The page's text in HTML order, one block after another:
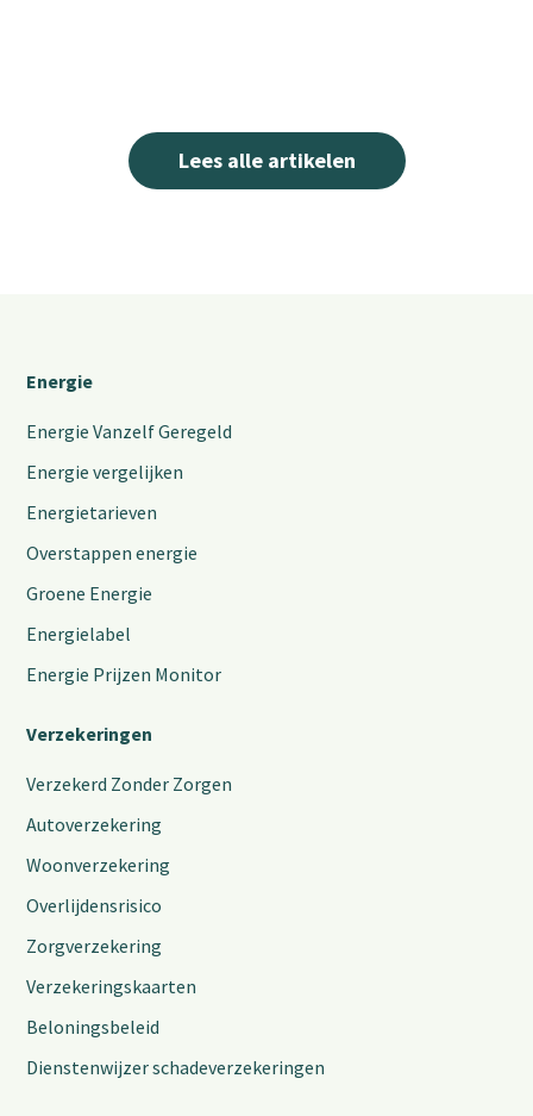
Lees alle artikelen
Energie
Energie Vanzelf Geregeld
Energie vergelijken
Energietarieven
Overstappen energie
Groene Energie
Energielabel
Energie Prijzen Monitor
Verzekeringen
Verzekerd Zonder Zorgen
Autoverzekering
Woonverzekering
Overlijdensrisico
Zorgverzekering
Verzekeringskaarten
Beloningsbeleid
Dienstenwijzer schadeverzekeringen